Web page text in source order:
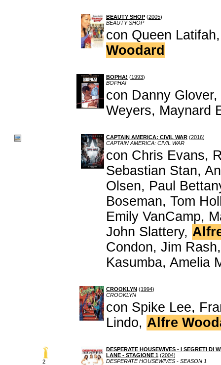
BEAUTY SHOP (2005)
BEAUTY SHOP
con Queen
Woodard
BOPHA! (1993)
BOPHA!
con Danny
Weyers, Maynard
CAPTAIN AMERICA: CIVIL WAR (2016)
CAPTAIN AMERICA: CIVIL WAR
con Chris Evans,
Sebastian Stan,
Olsen, Paul
Boseman, Tom
Emily VanCamp,
John Slattery,
Condon, Jim
Kasumba, Amelia
CROOKLYN (1994)
CROOKLYN
con Spike Lee,
Lindo, Alfre
2
DESPERATE HOUSEWIVES - I SEGRETI DI
LANE - STAGIONE 1 (2004)
DESPERATE HOUSEWIVES - SEASON 1